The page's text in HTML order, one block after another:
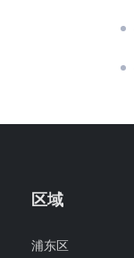
区域
浦东区